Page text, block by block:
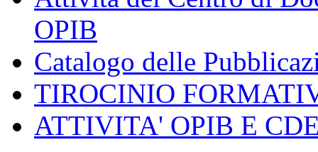
OPIB
Catalogo delle
TIROCINIO
ATTIVITA' OPIB E